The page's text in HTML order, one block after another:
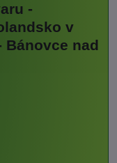
-
v
Bánovce nad